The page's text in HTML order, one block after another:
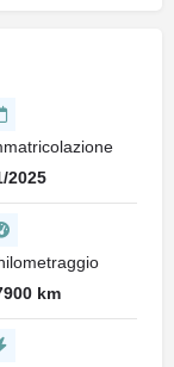
2025
km